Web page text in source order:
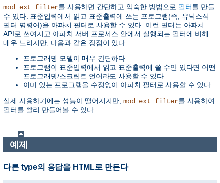
mod_ext_filter를 사용하면 간단하고 익숙한 방법으로 필터를 만들
수 있다. 표준입력에서 읽고 표준출력에 쓰는 프로그램(즉, 유닉스식
필터 명령어)을 아파치 필터로 사용할 수 있다. 이런 필터는 아파치
API로 쓰여지고 아파치 서버 프로세스 안에서 실행되는 필터에 비해
매우 느리지만, 다음과 같은 장점이 있다:
프로그래밍 모델이 매우 간단하다
프로그램이 표준입력에서 읽고 표준출력에 쓸 수만 있다면 어떤
프로그래밍/스크립트 언어라도 사용할 수 있다
이미 있는 프로그램을 수정없이 아파치 필터로 사용할 수 있다
실제 사용하기에는 성능이 떨어지지만, mod_ext_filter를 사용하여
필터를 빨리 만들어볼 수 있다.
예제
다른 type의 응답을 HTML로 만든다